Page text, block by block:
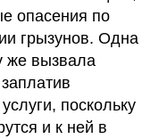
опасения по
грызунов. Одна
же вызвала
поскольку
и к ней в